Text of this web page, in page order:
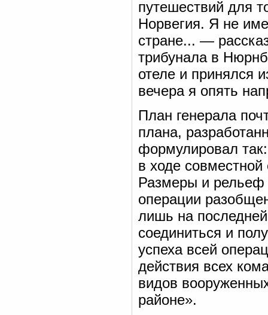
путешествий для
Норвегия. Я не
стране... —
трибунала в
отеле и принялся
вечера я опять
План генерала
плана,
формулировал
в ходе
Размеры и рельеф
операции
лишь на
соединиться и
успеха всей
действия всех
видов
районе».